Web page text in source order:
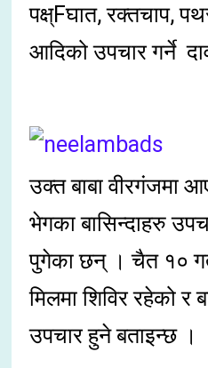
पक्ष्Fघात, रक्तचाप,
आदिको उपचार गर्ने
उक्त बाबा वीरगंजमा
भेगका बासिन्दाहरु
पुगेका छन् । चैत १०
मिलमा शिविर रहेको र
उपचार हुने बताइन्छ ।